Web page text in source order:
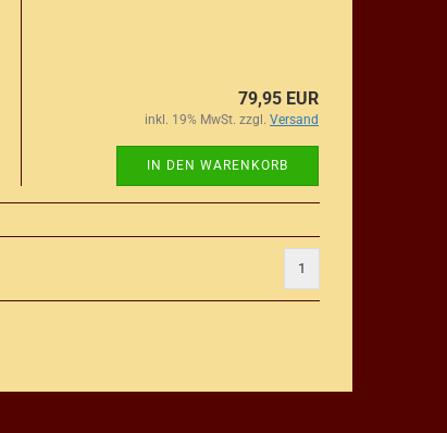
79,95 EUR
inkl. 19% MwSt. zzgl. Versand
IN DEN WARENKORB
1